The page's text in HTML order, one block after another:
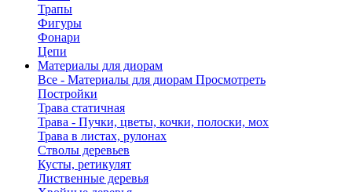
Трапы
Фигуры
Фонари
Цепи
Материалы для диорам
Все - Материалы для диорам Просмотреть
Постройки
Трава статичная
Трава - Пучки, цветы, кочки, полоски, мох
Трава в листах, рулонах
Стволы деревьев
Кусты, ретикулят
Лиственные деревья